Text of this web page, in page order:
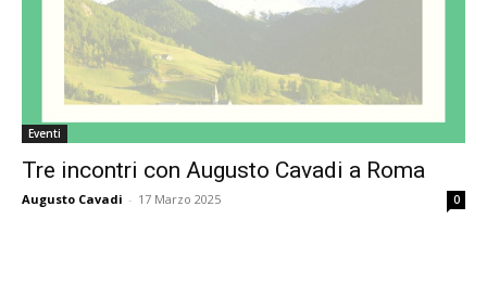
Eventi
Tre incontri con Augusto Cavadi a Roma
Augusto Cavadi - 17 Marzo 2025 0